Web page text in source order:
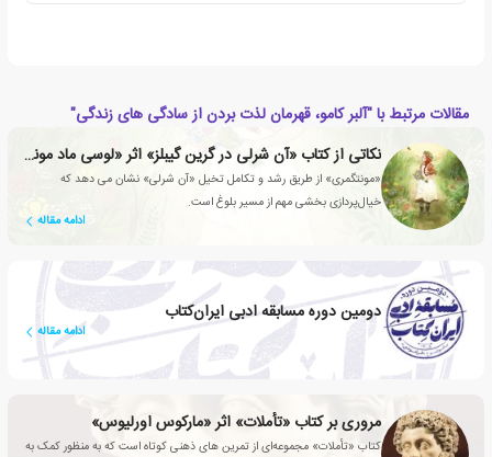
مقالات مرتبط با "آلبر کامو، قهرمان لذت بردن از سادگی های زندگی"
نکاتی از کتاب «آن شرلی در گرین گیبلز» اثر «لوسی ماد مونتگمری»
«مونتگمری» از طریق رشد و تکامل تخیل «آن شرلی» نشان می دهد که
خیال‌پردازی بخشی مهم از مسیر بلوغ است.
ادامه مقاله
دومین دوره مسابقه ادبی ایران‌کتاب
ادامه مقاله
مروری بر کتاب «تأملات» اثر «مارکوس اورلیوس»
کتاب «تأملات» مجموعه‌ای از تمرین های ذهنی کوتاه است که به منظور کمک به